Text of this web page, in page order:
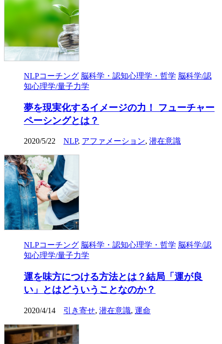
NLPコーチング 脳科学・認知心理学・哲学 脳科学/認
知心理学/量子力学
夢を現実化するイメージの力！ フューチャー
ペーシングとは？
2020/5/22 NLP, アファメーション, 潜在意識
NLPコーチング 脳科学・認知心理学・哲学 脳科学/認
知心理学/量子力学
運を味方につける方法とは？結局「運が良
い」とはどういうことなのか？
2020/4/14 引き寄せ, 潜在意識, 運命